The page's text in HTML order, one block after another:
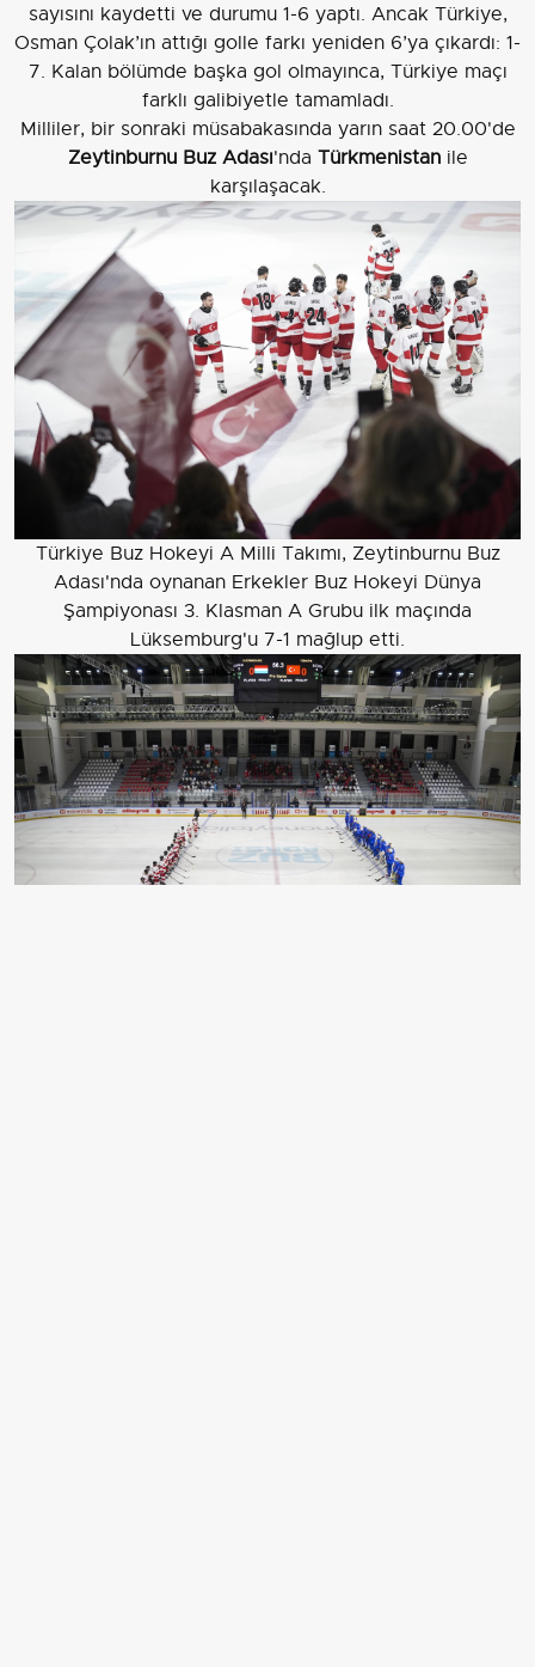
sayısını kaydetti ve durumu 1-6 yaptı. Ancak Türkiye,
Osman Çolak’ın attığı golle farkı yeniden 6’ya çıkardı: 1-
7. Kalan bölümde başka gol olmayınca, Türkiye maçı
farklı galibiyetle tamamladı.
Milliler, bir sonraki müsabakasında yarın saat 20.00'de
Zeytinburnu Buz Adası'nda Türkmenistanile
karşılaşacak.
Türkiye Buz Hokeyi A Milli Takımı, Zeytinburnu Buz
Adası'nda oynanan Erkekler Buz Hokeyi Dünya
Şampiyonası 3. Klasman A Grubu ilk maçında
Lüksemburg'u 7-1 mağlup etti.